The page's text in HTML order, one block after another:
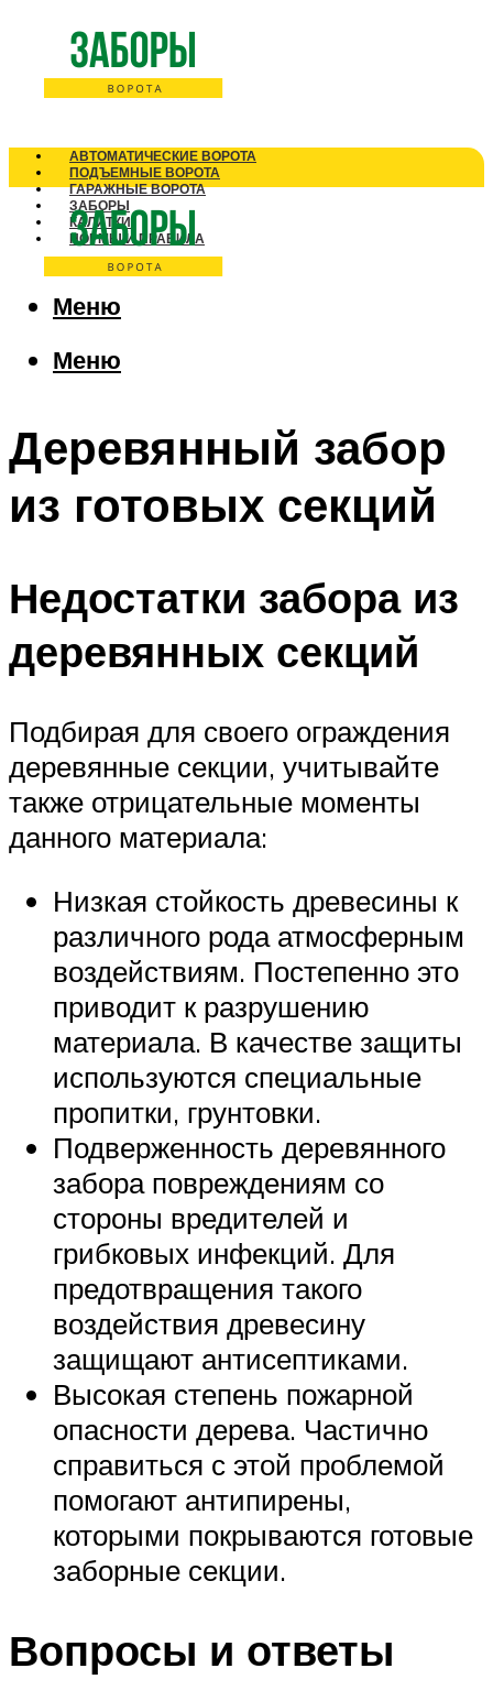
АВТОМАТИЧЕСКИЕ ВОРОТА
ПОДЪЕМНЫЕ ВОРОТА
ГАРАЖНЫЕ ВОРОТА
ЗАБОРЫ
КАЛИТКИ
НОРМЫ И ПРАВИЛА
Меню
Меню
Деревянный забор
из готовых секций
Недостатки забора из
деревянных секций
Подбирая для своего ограждения
деревянные секции, учитывайте
также отрицательные моменты
данного материала:
Низкая стойкость древесины к
различного рода атмосферным
воздействиям. Постепенно это
приводит к разрушению
материала. В качестве защиты
используются специальные
пропитки, грунтовки.
Подверженность деревянного
забора повреждениям со
стороны вредителей и
грибковых инфекций. Для
предотвращения такого
воздействия древесину
защищают антисептиками.
Высокая степень пожарной
опасности дерева. Частично
справиться с этой проблемой
помогают антипирены,
которыми покрываются готовые
заборные секции.
Вопросы и ответы